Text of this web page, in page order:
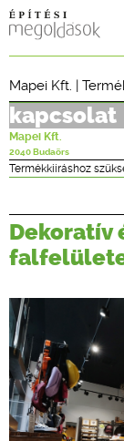
Mapei Kft. |
kapcsolat
Mapei Kft.
2040 Budaörs
Termékkiíráshoz
Dekoratív